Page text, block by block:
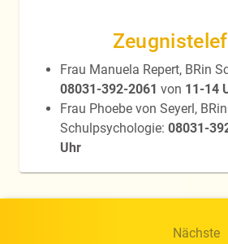
Frau Manuela Repert, BRin
08031-392-2061 von 11-14
Frau Phoebe von Seyerl, BRin
Schulpsychologie: 08031-
Uhr
Nächste